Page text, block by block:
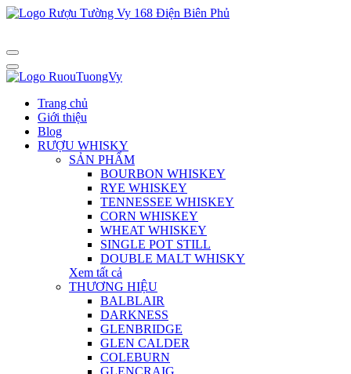
Trang chủ
Giới thiệu
Blog
RƯỢU WHISKY
SẢN PHẨM
BOURBON WHISKEY
RYE WHISKEY
TENNESSEE WHISKEY
CORN WHISKEY
WHEAT WHISKEY
SINGLE POT STILL
DOUBLE MALT WHISKY
Xem tất cả
THƯƠNG HIỆU
BALBLAIR
DARKNESS
GLENBRIDGE
GLEN CALDER
COLEBURN
GLENCRAIG